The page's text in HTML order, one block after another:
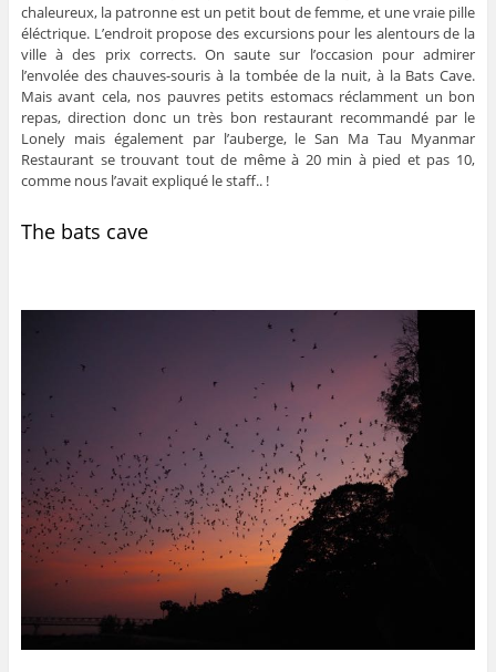
chaleureux, la patronne est un petit bout de femme, et une vraie pille
éléctrique. L’endroit propose des excursions pour les alentours de la
ville à des prix corrects. On saute sur l’occasion pour admirer
l’envolée des chauves-souris à la tombée de la nuit, à la Bats Cave.
Mais avant cela, nos pauvres petits estomacs réclamment un bon
repas, direction donc un très bon restaurant recommandé par le
Lonely mais également par l’auberge, le San Ma Tau Myanmar
Restaurant se trouvant tout de même à 20 min à pied et pas 10,
comme nous l’avait expliqué le staff.. !
The bats cave